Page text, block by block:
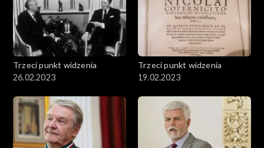
Trzeci punkt widzenia
26.02.2023
Trzeci punkt widzenia
19.02.2023